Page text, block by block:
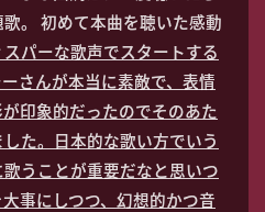
。 初めて本曲を聴いた感動
パーな歌声でスタートする
さんが本当に素敵で、表情
印象的だったのでそのあた
た。日本的な歌い方でいう
うことが重要だなと思いつ
事にしつつ、幻想的かつ音